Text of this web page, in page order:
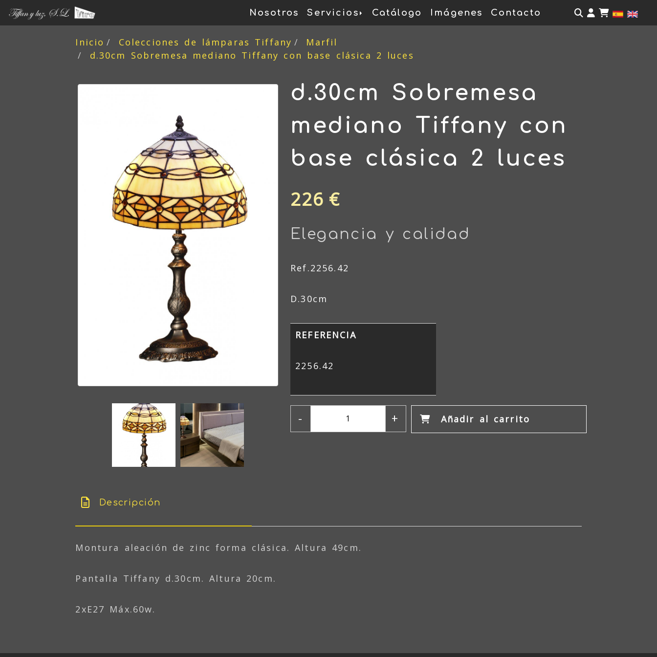
Nosotros Servicios Catálogo Imágenes Contacto Identifícate
Inicio Colecciones de lámparas Tiffany
Marfil
d.30cm Sobremesa mediano Tiffany con base clásica 2 luces
d.30cm Sobremesa
mediano Tiffany con
base clásica 2 luces
226 €
Elegancia y calidad
Ref.2256.42
D.30cm
REFERENCIA
2256.42
- + Añadir al carrito
Descripción
Montura aleación de zinc forma clásica. Altura 49cm.
Pantalla Tiffany d.30cm. Altura 20cm.
2xE27 Máx.60w.